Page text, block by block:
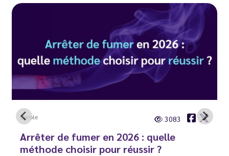
Carole 3083
Arrêter de fumer en 2026 : quelle
méthode choisir pour réussir ?